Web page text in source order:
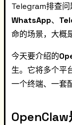
Telegram排查问
WhatsApp、
命的场景，大概
今天要介绍的
生。它将多个平
一个终端、一套
OpenClaw